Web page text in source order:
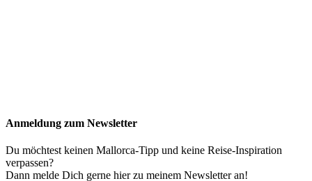
Anmeldung zum Newsletter
Du möchtest keinen Mallorca-Tipp und keine Reise-Inspiration
verpassen?
Dann melde Dich gerne hier zu meinem Newsletter an!